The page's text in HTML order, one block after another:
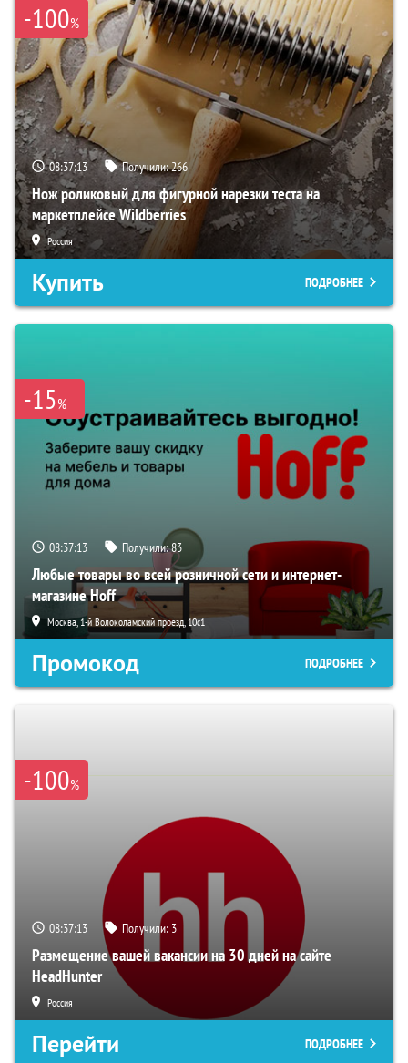
-100%
08:37:11 Получили:266
Нож роликовый для фигурной нарезки теста на
маркетплейсе Wildberries
Россия
Купить ПОДРОБНЕЕ
-15%
08:37:11 Получили:83
Любые товары во всей розничной сети и интернет-
магазине Hoff
Москва, 1-й Волоколамский проезд, 10с1
Промокод ПОДРОБНЕЕ
-100%
08:37:11 Получили: 3
Размещение вашей вакансии на 30 дней на сайте
HeadHunter
Россия
Перейти ПОДРОБНЕЕ